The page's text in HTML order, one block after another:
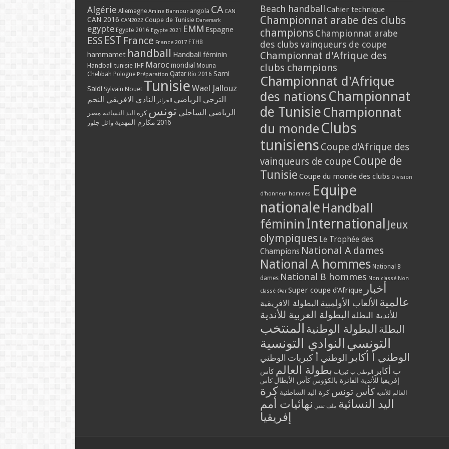
Algérie Allemagne Amine Bannour angola CA CAN
CAN 2016 CAN2022 Coupe de Tunisie Danemark
egypte Egypte 2016 Egypte 2021 EMM Espagne
ESS EST France France 2017 FTHB
hammamet handball Handball féminin
Handball tunisie IHF Maroc mondial Mouna
Chebbah Pologne Préparation Qatar Rio 2016 Sami
Saidi Sylvain Nouet Tunisie Wael Jallouz
الترجي الرياضي الجزائر النادي الافريقي النجم
الرياضي الساحلي تونس كرة اليد النسائية مصر
2016 مكارم المهدية وائل جلوز
Beach handball Cahier technique
Championnat arabe des clubs
champions Championnat arabe
des clubs vainqueurs de coupe
Championnat d'Afrique des
clubs champions
Championnat d'Afrique
des nations Championnat
de Tunisie Championnat
du monde Clubs
tunisiens Coupe d'Afrique des
vainqueurs de coupe Coupe de
Tunisie Coupe du monde des clubs Division
d'honneur hommes Equipe
nationale Handball
féminin International Jeux
olympiques Le Trophée des
Champions National A dames
National A hommes National B
dames National B hommes Non classé Non
classé @ar Super coupe d'Afrique أخبار
عالمية الألعاب الأولمبية البطولة الافريقية
للأندية البطلة البطولة العربية للأندية
البطلة البطولة الوطنية المنتخب
التونسي النوادي التونسية
الوطني أ أكابر الوطني أ كبريات الوطني
ب أكابر
الوطني ب كبريات بطولة العالم كأس
إفريقيا للأندية الفائزة بالكؤوس كأس الأبطال كأس
العالم للأندية كأس تونس كرة اليد الشاطئية كرة
اليد النسائية ملف تقني نهائيات أمم
إفريقيا